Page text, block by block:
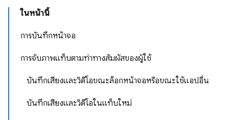
ในหน้านี้
การบันทึกหน้าจอ
การจับภาพแท็บตามท่าทางสัมผัสของผู้ใช้
บันทึกเสียงและวิดีโอขณะล็อกหน้าจอหรือขณะใช้แอปอื่น
บันทึกเสียงและวิดีโอในแท็บใหม่